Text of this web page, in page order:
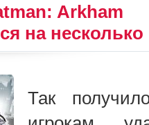
Arkham
на
Так